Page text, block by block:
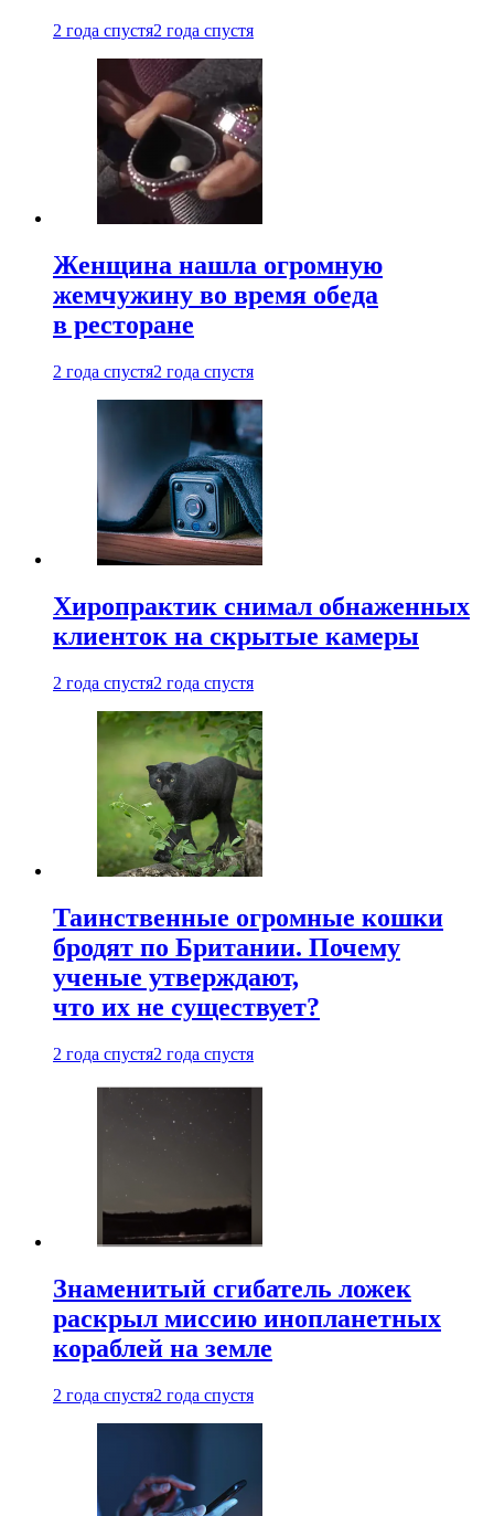
2 года спустя2 года спустя
Женщина нашла огромную
жемчужину во время обеда
в ресторане
2 года спустя2 года спустя
Хиропрактик снимал обнаженных
клиенток на скрытые камеры
2 года спустя2 года спустя
Таинственные огромные кошки
бродят по Британии. Почему
ученые утверждают,
что их не существует?
2 года спустя2 года спустя
Знаменитый сгибатель ложек
раскрыл миссию инопланетных
кораблей на земле
2 года спустя2 года спустя